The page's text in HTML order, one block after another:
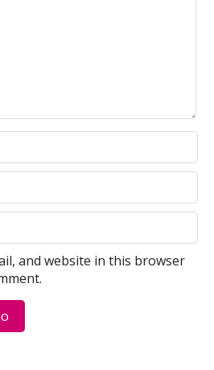
and website in this browser